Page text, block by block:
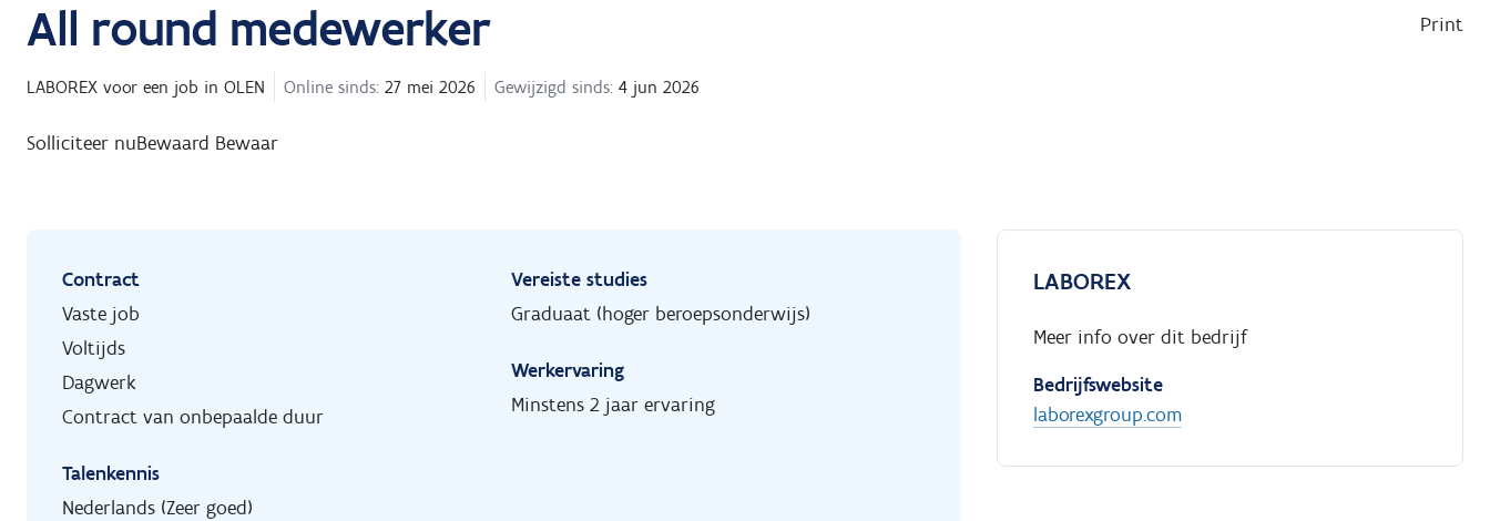
All round medewerker Print
LABOREX voor een job in OLEN Online sinds: 27 mei 2026 Gewijzigd sinds: 4 jun 2026
Solliciteer nuBewaard Bewaar
Contract
Vaste job
Voltijds
Dagwerk
Contract van onbepaalde duur
Talenkennis
Nederlands (Zeer goed)
Vereiste studies
Graduaat (hoger beroepsonderwijs)
Werkervaring
Minstens 2 jaar ervaring
LABOREX
Meer info over dit bedrijf
Bedrijfswebsite
laborexgroup.com